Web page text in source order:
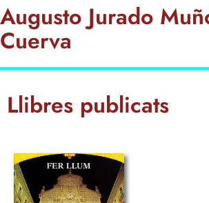
TÍTOLS
AUTORS
ENSENYAMENT CATALÀ
Augusto Jurado
Cuerva
Llibres publicats